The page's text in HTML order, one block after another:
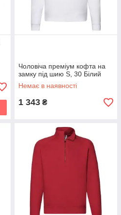
Чоловіча преміум кофта на
замку під шию S, 30 Білий
Немає в наявності
1 343 ₴